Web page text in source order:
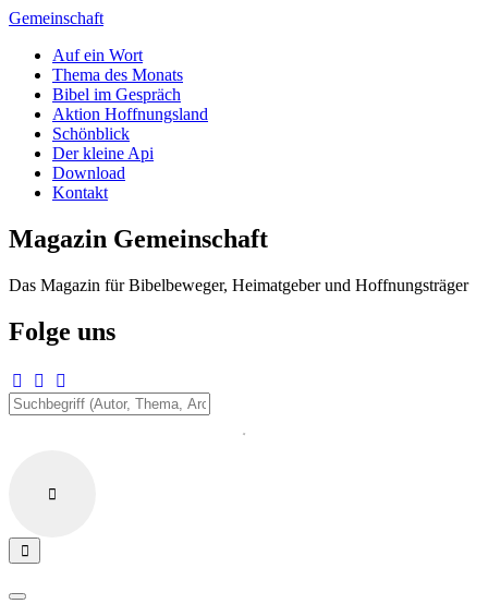
Zum
springen
Gemeinschaft
Auf ein Wort
Thema des Monats
Bibel im Gespräch
Aktion Hoffnungsland
Schönblick
Der kleine Api
Download
Kontakt
Magazin Gemeinschaft
Das Magazin für Bibelbeweger, Heimatgeber und Hoffnungsträger
Folge uns